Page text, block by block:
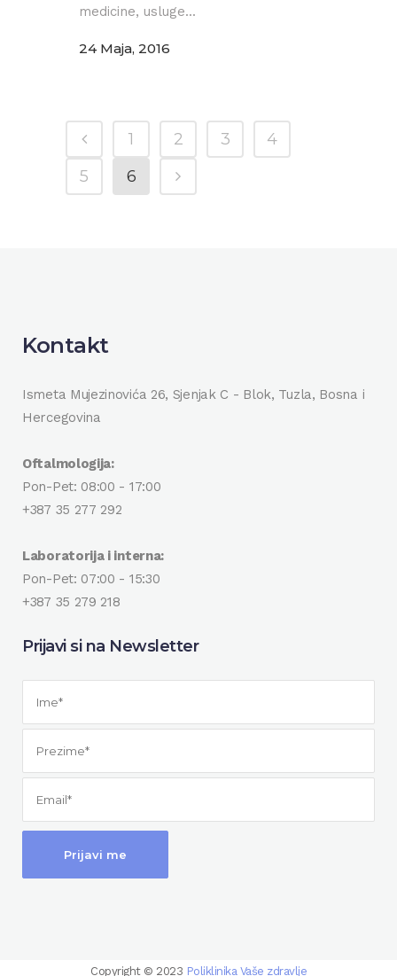
medicine, usluge...
24 Maja, 2016
1 2 3
4
5
6
Kontakt
Ismeta Mujezinovića 26, Sjenjak C - Blok, Tuzla, Bosna i
Hercegovina
Oftalmologija:
Pon-Pet: 08:00 - 17:00
+387 35 277 292
Laboratorija i interna:
Pon-Pet: 07:00 - 15:30
+387 35 279 218
Prijavi si na Newsletter
Copyright © 2023 Poliklinika Vaše zdravlje